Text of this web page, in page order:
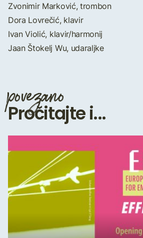
Zvonimir Marković, trombon
Dora Lovrečić, klavir
Ivan Violić, klavir/harmonij
Jaan Štokelj Wu, udaraljke
povezano
Pročitajte i...